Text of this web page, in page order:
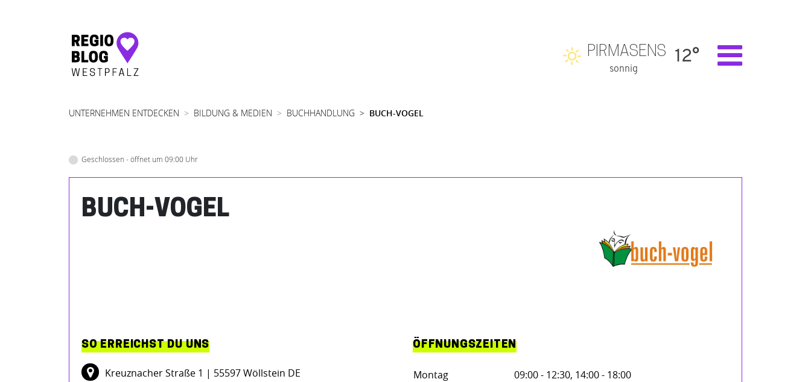
Hauptnavigation
PIRMASENS
sonnig
12°
UNTERNEHMEN ENTDECKEN BILDUNG & MEDIEN BUCHHANDLUNG BUCH-VOGEL
Geschlossen - öffnet um 09:00 Uhr
BUCH-VOGEL
SO ERREICHST DU UNS
Kreuznacher Straße 1 | 55597 Wöllstein DE
ÖFFNUNGSZEITEN
Montag
09:00 - 12:30, 14:00 - 18:00